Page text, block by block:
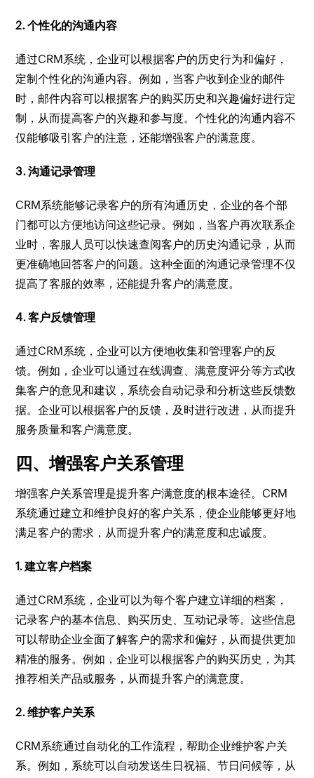
2. 个性化的沟通内容
通过CRM系统，企业可以根据客户的历史行为和偏好，
定制个性化的沟通内容。例如，当客户收到企业的邮件
时，邮件内容可以根据客户的购买历史和兴趣偏好进行定
制，从而提高客户的兴趣和参与度。个性化的沟通内容不
仅能够吸引客户的注意，还能增强客户的满意度。
3. 沟通记录管理
CRM系统能够记录客户的所有沟通历史，企业的各个部
门都可以方便地访问这些记录。例如，当客户再次联系企
业时，客服人员可以快速查阅客户的历史沟通记录，从而
更准确地回答客户的问题。这种全面的沟通记录管理不仅
提高了客服的效率，还能提升客户的满意度。
4. 客户反馈管理
通过CRM系统，企业可以方便地收集和管理客户的反
馈。例如，企业可以通过在线调查、满意度评分等方式收
集客户的意见和建议，系统会自动记录和分析这些反馈数
据。企业可以根据客户的反馈，及时进行改进，从而提升
服务质量和客户满意度。
四、增强客户关系管理
增强客户关系管理是提升客户满意度的根本途径。CRM
系统通过建立和维护良好的客户关系，使企业能够更好地
满足客户的需求，从而提升客户的满意度和忠诚度。
1. 建立客户档案
通过CRM系统，企业可以为每个客户建立详细的档案，
记录客户的基本信息、购买历史、互动记录等。这些信息
可以帮助企业全面了解客户的需求和偏好，从而提供更加
精准的服务。例如，企业可以根据客户的购买历史，为其
推荐相关产品或服务，从而提升客户的满意度。
2. 维护客户关系
CRM系统通过自动化的工作流程，帮助企业维护客户关
系。例如，系统可以自动发送生日祝福、节日问候等，从